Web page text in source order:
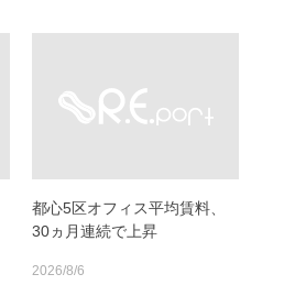
都心5区オフィス平均賃料、
30ヵ月連続で上昇
2026/8/6